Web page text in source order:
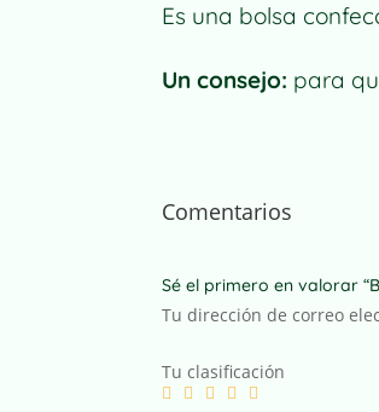
Es una bolsa
Un consejo: para
Comentarios
Sé el primero en valorar
Tu dirección de correo
Tu clasificación